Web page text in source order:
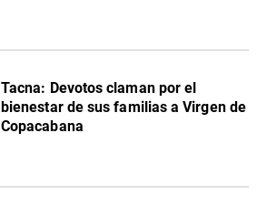
Tacna: Devotos claman por el
bienestar de sus familias a Virgen de
Copacabana